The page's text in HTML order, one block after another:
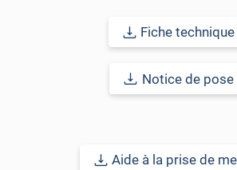
Ce film combiné s'adaptera parfaitement à
: un vitrage équipé d’un film
Fiche technique
Notice de pose
Aide à la prise de